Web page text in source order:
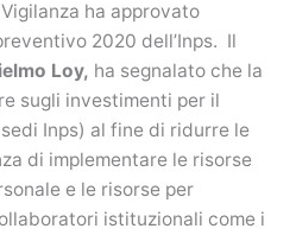
ha approvato
2020 dell’Inps. Il
Loy, ha segnalato che la
sugli investimenti per il
Inps) al fine di ridurre le
di implementare le risorse
e le risorse per
istituzionali come i